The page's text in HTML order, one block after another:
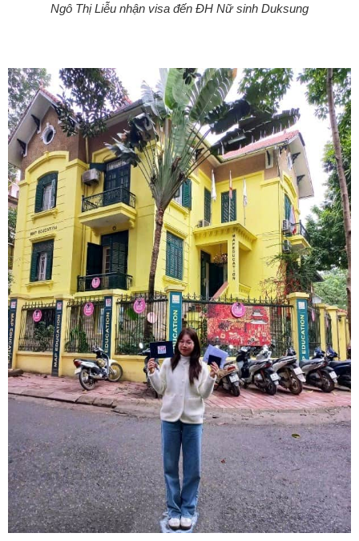
Ngô Thị Liễu nhận visa đến ĐH Nữ sinh Duksung